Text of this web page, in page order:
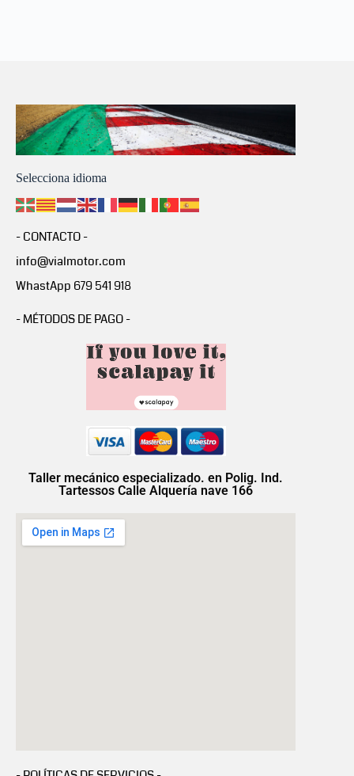
Selecciona idioma
- CONTACTO -
info@vialmotor.com
WhastApp 679 541 918
- MÉTODOS DE PAGO -
Taller mecánico especializado. en Polig. Ind.
Tartessos Calle Alquería nave 166